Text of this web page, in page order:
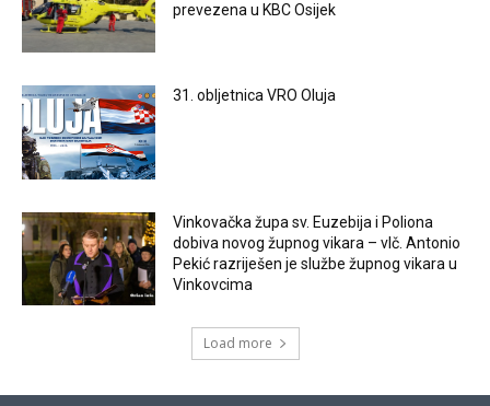
prevezena u KBC Osijek
31. obljetnica VRO Oluja
Vinkovačka župa sv. Euzebija i Poliona
dobiva novog župnog vikara – vlč. Antonio
Pekić razriješen je službe župnog vikara u
Vinkovcima
Load more